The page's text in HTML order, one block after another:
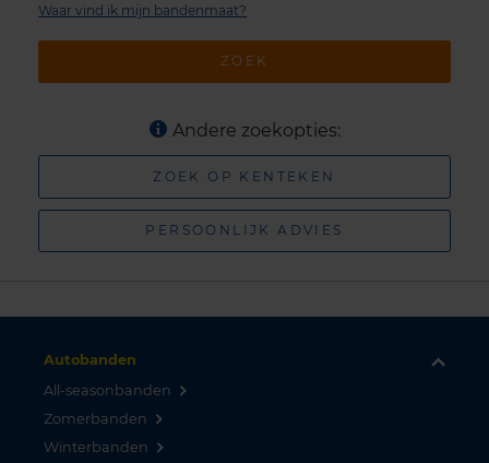
ZOEK
Waar vind ik mijn bandenmaat?
Andere zoekopties:
ZOEK OP KENTEKEN
PERSOONLIJK ADVIES
Autobanden
All-seasonbanden
Zomerbanden
Winterbanden